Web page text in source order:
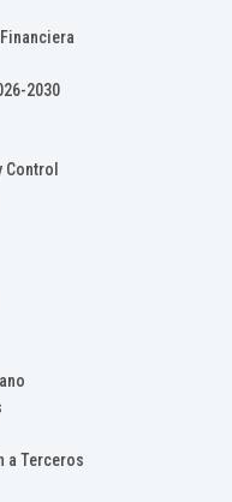
2030
Control
a Terceros